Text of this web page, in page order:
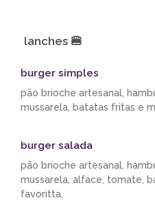
lanches 🍔
burger simples
pão brioche artesanal,
mussarela, batatas fritas e
burger salada
pão brioche artesanal,
mussarela, alface, tomate,
favoritta.